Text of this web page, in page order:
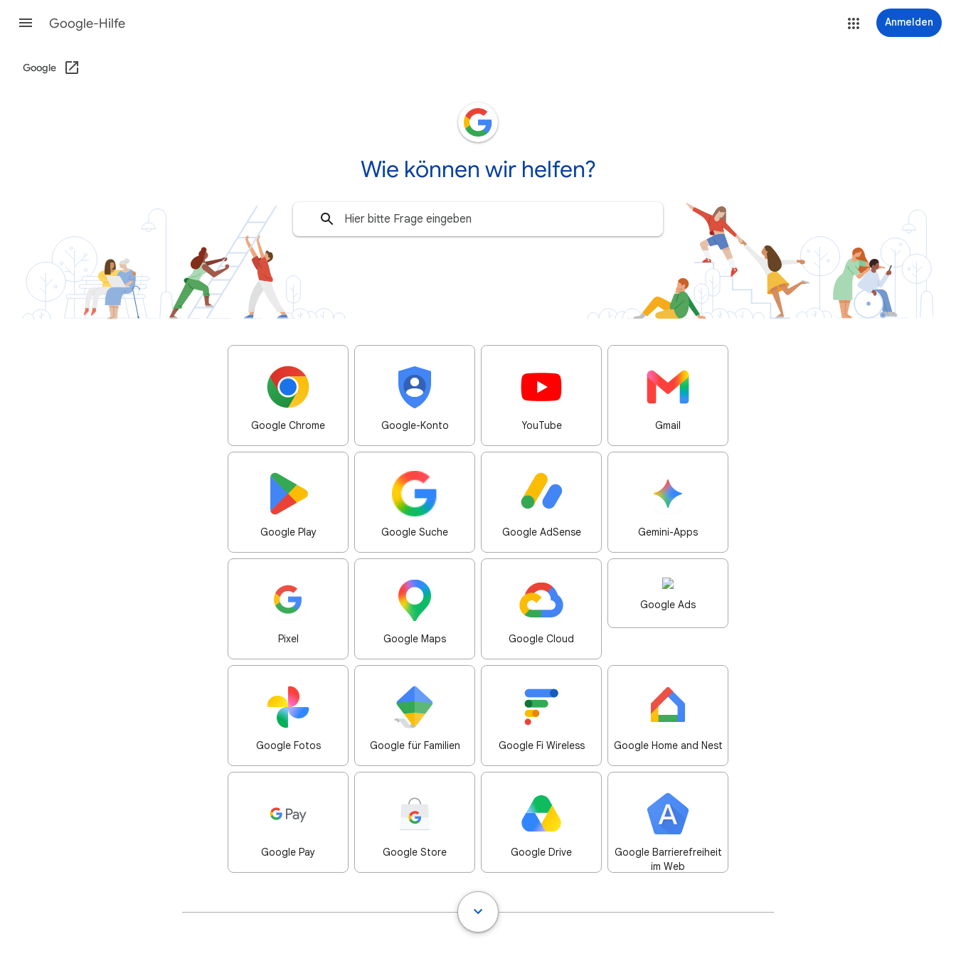
Google-Hilfe Anmelden
Google
Wie können wir helfen?
Google Chrome Google-Konto YouTube Gmail
Google Play Google Suche Google AdSense Gemini-Apps
Pixel Google Maps Google Cloud
Google Ads
Google Fotos Google für Familien Google Fi Wireless Google Home and Nest
Google Pay Google Store Google Drive
Google Barrierefreiheit
im Web